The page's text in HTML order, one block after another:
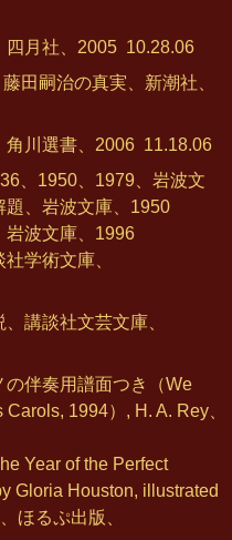
四月社、2005 10.28.06
嗣治の真実、新潮社、
角川選書、2006 11.18.06
、1950、1979、岩波文
題、岩波文庫、1950
岩波文庫、1996
学術文庫、
講談社文芸文庫、
伴奏用譜面つき（We
1994）, H. A. Rey、
Year of the Perfect
Gloria Houston, illustrated
ほるぷ出版、